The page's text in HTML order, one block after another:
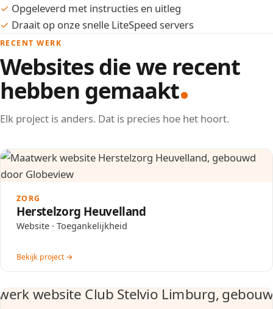
✓ Opgeleverd met instructies en uitleg
✓ Draait op onze snelle LiteSpeed servers
RECENT WERK
Websites die we recent
hebben gemaakt
Elk project is anders. Dat is precies hoe het hoort.
ZORG
Herstelzorg Heuvelland
Website · Toegankelijkheid
Bekijk project →